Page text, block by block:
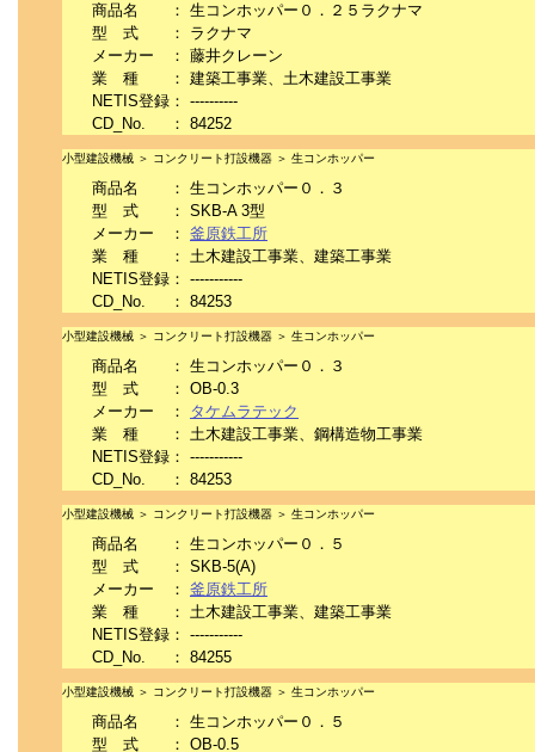
商品名 ： 生コンホッパー０．２５ラクナマ
型 式
： ラクナマ
メーカー
： 藤井クレーン
業 種
： 建築工事業、土木建設工事業
NETIS登録 ： ----------
CD_No.
： 84252
小型建設機械 ＞ コンクリート打設機器 ＞ 生コンホッパー
商品名 ： 生コンホッパー０．３
型 式
： SKB-A 3型
メーカー
： 釜原鉄工所
業 種
： 土木建設工事業、建築工事業
NETIS登録 ： -----------
CD_No.
： 84253
小型建設機械 ＞ コンクリート打設機器 ＞ 生コンホッパー
商品名 ： 生コンホッパー０．３
型 式
： OB-0.3
メーカー
：
タケムラテック
業 種
： 土木建設工事業、鋼構造物工事業
NETIS登録 ： -----------
CD_No.
： 84253
小型建設機械 ＞ コンクリート打設機器 ＞ 生コンホッパー
商品名 ： 生コンホッパー０．５
型 式
： SKB-5(A)
メーカー
： 釜原鉄工所
業 種
： 土木建設工事業、建築工事業
NETIS登録 ： -----------
CD_No.
： 84255
小型建設機械 ＞ コンクリート打設機器 ＞ 生コンホッパー
商品名 ： 生コンホッパー０．５
型 式
： OB-0.5